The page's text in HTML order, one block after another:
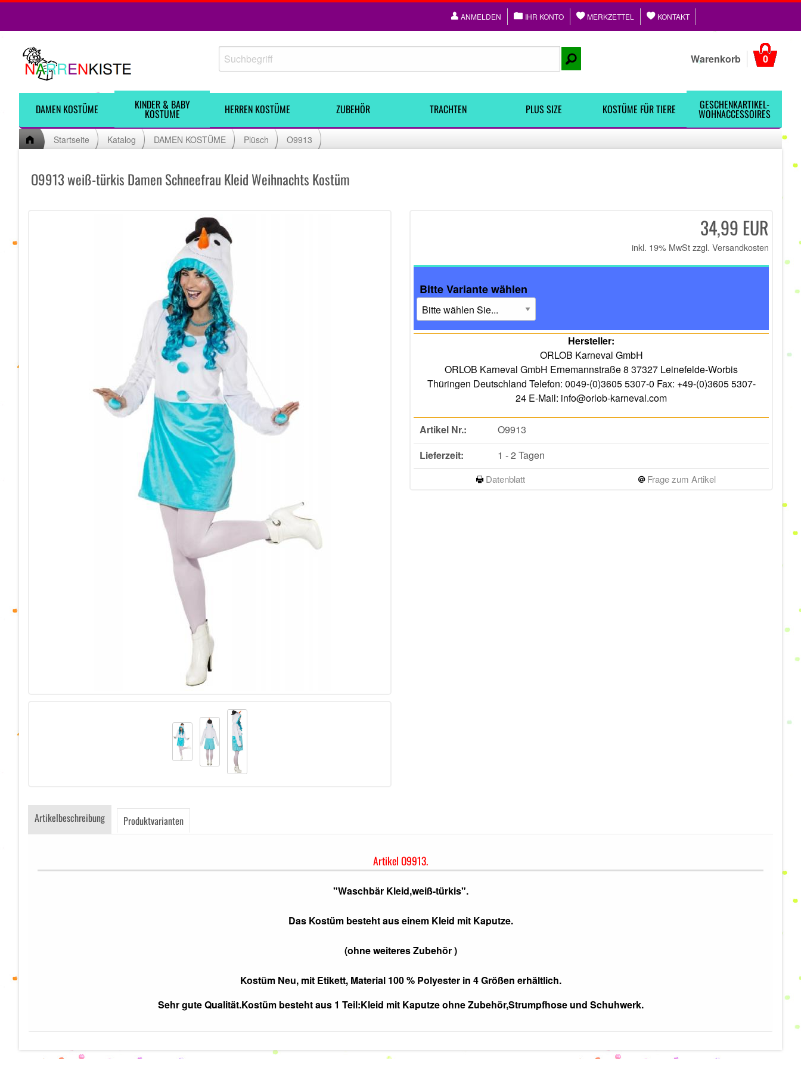
ANMELDEN IHR KONTO MERKZETTEL KONTAKT
Warenkorb 0
DAMEN KOSTÜME KINDER & BABY
KOSTÜME HERREN KOSTÜME ZUBEHÖR TRACHTEN PLUS SIZE KOSTÜME FÜR TIERE GESCHENKARTIKEL-
WOHNACCESSOIRES
Startseite Katalog DAMEN KOSTÜME Plüsch O9913
O9913 weiß-türkis Damen Schneefrau Kleid Weihnachts Kostüm
34,99 EUR
inkl. 19% MwSt zzgl. Versandkosten
Bitte Variante wählen
Hersteller:
ORLOB Karneval GmbH
ORLOB Karneval GmbH Ernemannstraße 8 37327 Leinefelde-Worbis
Thüringen Deutschland Telefon: 0049-(0)3605 5307-0 Fax: +49-(0)3605 5307-
24 E-Mail: info@orlob-karneval.com
Artikel Nr.:
O9913
Lieferzeit:
1 - 2 Tagen
Datenblatt Frage zum Artikel
Artikelbeschreibung Produktvarianten
ArtikelO9913.
"Waschbär Kleid,weiß-türkis".
Das Kostüm besteht aus einem Kleid mit Kaputze.
(ohne weiteres Zubehör )
Kostüm Neu, mit Etikett, Material 100 % Polyester in 4 Größen erhältlich.
Sehr gute Qualität.Kostüm besteht aus 1 Teil:Kleid mit Kaputze ohne Zubehör,Strumpfhose und Schuhwerk.